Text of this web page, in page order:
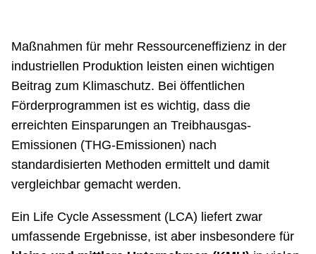
Maßnahmen für mehr Ressourceneffizienz in der
industriellen Produktion leisten einen wichtigen
Beitrag zum Klimaschutz. Bei öffentlichen
Förderprogrammen ist es wichtig, dass die
erreichten Einsparungen an Treibhausgas-
Emissionen (THG-Emissionen) nach
standardisierten Methoden ermittelt und damit
vergleichbar gemacht werden.
Ein Life Cycle Assessment (LCA) liefert zwar
umfassende Ergebnisse, ist aber insbesondere für